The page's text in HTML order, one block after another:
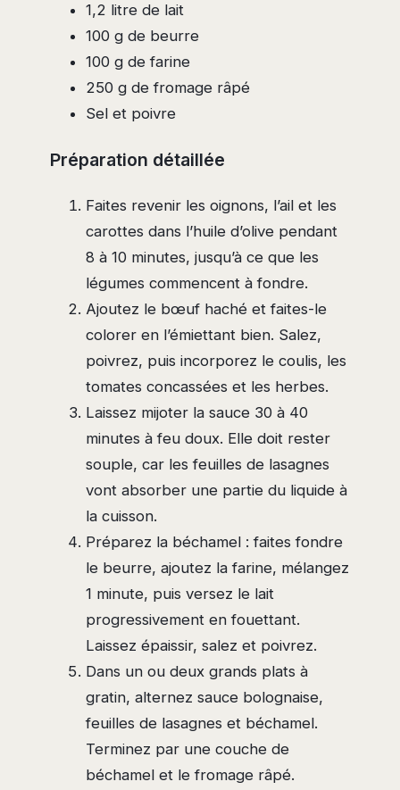
1,2 litre de lait
100 g de beurre
100 g de farine
250 g de fromage râpé
Sel et poivre
Préparation détaillée
Faites revenir les oignons, l’ail et les
carottes dans l’huile d’olive pendant
8 à 10 minutes, jusqu’à ce que les
légumes commencent à fondre.
Ajoutez le bœuf haché et faites-le
colorer en l’émiettant bien. Salez,
poivrez, puis incorporez le coulis, les
tomates concassées et les herbes.
Laissez mijoter la sauce 30 à 40
minutes à feu doux. Elle doit rester
souple, car les feuilles de lasagnes
vont absorber une partie du liquide à
la cuisson.
Préparez la béchamel : faites fondre
le beurre, ajoutez la farine, mélangez
1 minute, puis versez le lait
progressivement en fouettant.
Laissez épaissir, salez et poivrez.
Dans un ou deux grands plats à
gratin, alternez sauce bolognaise,
feuilles de lasagnes et béchamel.
Terminez par une couche de
béchamel et le fromage râpé.